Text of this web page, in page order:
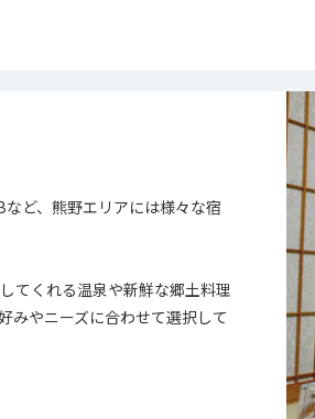
ど、熊野エリアには様々な宿
てくれる温泉や新鮮な郷土料理
みやニーズに合わせて選択して